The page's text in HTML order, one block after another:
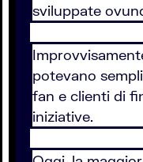
sviluppate
potevano
fan e clienti di
iniziative.